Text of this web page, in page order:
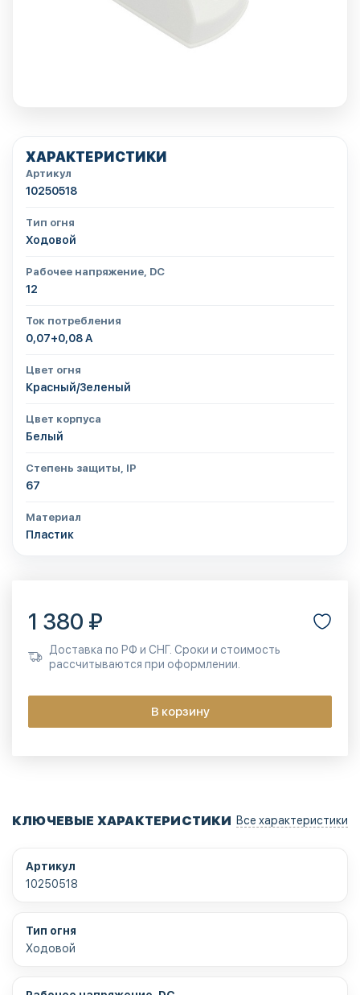
ХАРАКТЕРИСТИКИ
Артикул
10250518
Тип огня
Ходовой
Рабочее напряжение, DC
12
Ток потребления
0,07+0,08 А
Цвет огня
Красный/Зеленый
Цвет корпуса
Белый
Степень защиты, IP
67
Материал
Пластик
1 380 ₽
Доставка по РФ и СНГ. Сроки и стоимость
рассчитываются при оформлении.
В корзину
КЛЮЧЕВЫЕ ХАРАКТЕРИСТИКИ Все характеристики
Артикул
10250518
Тип огня
Ходовой